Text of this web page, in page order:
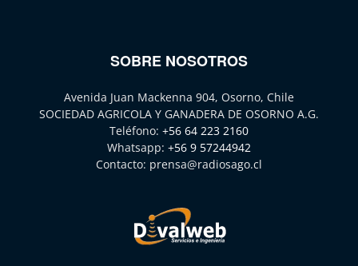
SOBRE NOSOTROS
Avenida Juan Mackenna 904, Osorno, Chile
SOCIEDAD AGRICOLA Y GANADERA DE OSORNO A.G.
Teléfono: +56 64 223 2160
Whatsapp: +56 9 57244942
Contacto: prensa@radiosago.cl